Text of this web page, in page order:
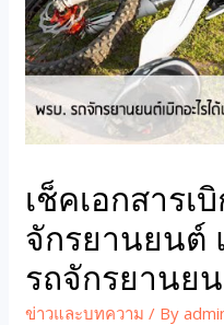
เช็คเอกสารเ
จักรยานยนต์
รถจักรยานย
ข่าวและบทความ / By